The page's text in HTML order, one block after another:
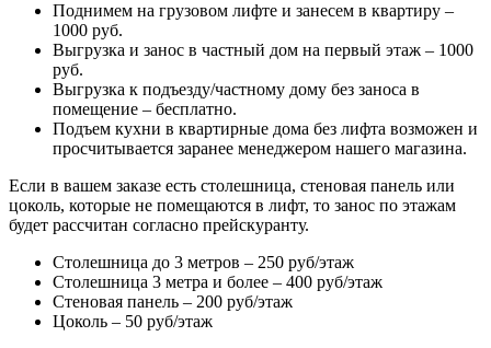
Поднимем на грузовом лифте и занесем в квартиру –
1000 руб.
Выгрузка и занос в частный дом на первый этаж – 1000
руб.
Выгрузка к подъезду/частному дому без заноса в
помещение – бесплатно.
Подъем кухни в квартирные дома без лифта возможен и
просчитывается заранее менеджером нашего магазина.
Если в вашем заказе есть столешница, стеновая панель или
цоколь, которые не помещаются в лифт, то занос по этажам
будет рассчитан согласно прейскуранту.
Столешница до 3 метров – 250 руб/этаж
Столешница 3 метра и более – 400 руб/этаж
Стеновая панель – 200 руб/этаж
Цоколь – 50 руб/этаж